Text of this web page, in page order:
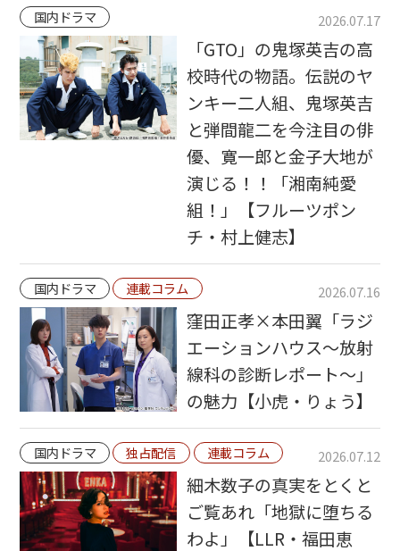
国内ドラマ 2026.07.17
「GTO」の鬼塚英吉の高
校時代の物語。伝説のヤ
ンキー二人組、鬼塚英吉
と弾間龍二を今注目の俳
優、寛一郎と金子大地が
演じる！！「湘南純愛
組！」【フルーツポン
チ・村上健志】
国内ドラマ 連載コラム 2026.07.16
窪田正孝×本田翼「ラジ
エーションハウス〜放射
線科の診断レポート〜」
の魅力【小虎・りょう】
国内ドラマ 独占配信 連載コラム 2026.07.12
細木数子の真実をとくと
ご覧あれ「地獄に堕ちる
わよ」【LLR・福田恵